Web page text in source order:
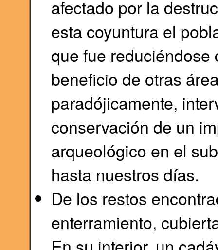
afectado por la
esta coyuntura el
que fue reduciéndose
beneficio de otras
paradójicamente,
conservación de un
arqueológico en el
hasta nuestros días.
De los restos
enterramiento,